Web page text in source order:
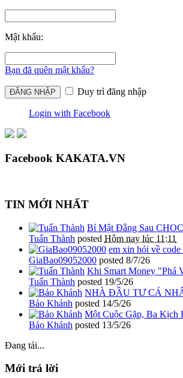
Mật khẩu:
Bạn đã quên mật khẩu?
Duy trì đăng nhập
Login with Facebook
Facebook KAKATA.VN
TIN MỚI NHẤT
Bí Mật Đằng Sau
Tuấn Thành posted Hôm nay lúc 11:11
em xin hỏi về code
GiaBao09052000 posted 8/7/26
Khi Smart Money "Phá
Tuấn Thành posted 19/5/26
NHÀ ĐẦU TƯ CÁ
Bảo Khánh posted 14/5/26
Một Cuộc Gặp, Ba Kịch
Bảo Khánh posted 13/5/26
Đang tải...
Mới trả lời